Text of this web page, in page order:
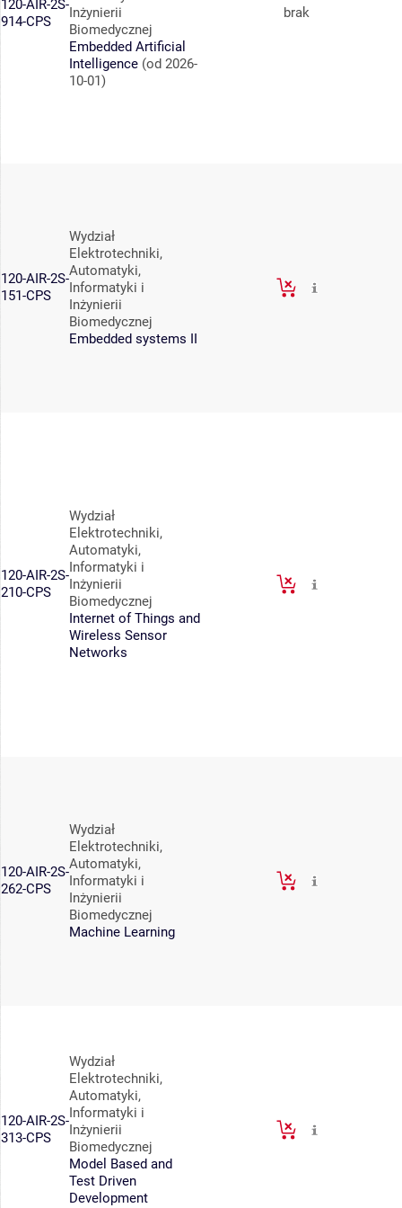
120-AIR-2S-
914-CPS
Inżynierii
Biomedycznej
Embedded Artificial
Intelligence (od 2026-
10-01)
brak
120-AIR-2S-
151-CPS
Wydział
Elektrotechniki,
Automatyki,
Informatyki i
Inżynierii
Biomedycznej
Embedded systems II
120-AIR-2S-
210-CPS
Wydział
Elektrotechniki,
Automatyki,
Informatyki i
Inżynierii
Biomedycznej
Internet of Things and
Wireless Sensor
Networks
120-AIR-2S-
262-CPS
Wydział
Elektrotechniki,
Automatyki,
Informatyki i
Inżynierii
Biomedycznej
Machine Learning
120-AIR-2S-
313-CPS
Wydział
Elektrotechniki,
Automatyki,
Informatyki i
Inżynierii
Biomedycznej
Model Based and
Test Driven
Development